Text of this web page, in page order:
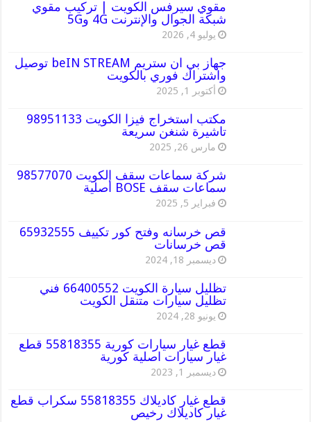
مقوي سيرفس الكويت | تركيب مقوي
شبكة الجوال والإنترنت 4G و5G
يوليو 4, 2026
جهاز بي ان ستريم beIN STREAM توصيل
واشتراك فوري بالكويت
أكتوبر 1, 2025
مكتب استخراج فيزا الكويت 98951133
تاشيرة شنغن سريعة
مارس 26, 2025
شركة سماعات سقف الكويت 98577070
سماعات سقف BOSE أصلية
فبراير 5, 2025
قص خرسانه وفتح كور تكييف 65932555
قص خرسانات
ديسمبر 18, 2024
تظليل سيارة الكويت 66400552 فني
تظليل سيارات متنقل الكويت
يونيو 28, 2024
قطع غيار سيارات كورية 55818355 قطع
غيار سيارات اصلية كورية
ديسمبر 1, 2023
قطع غيار كاديلاك 55818355 سكراب قطع
غيار كاديلاك رخيص